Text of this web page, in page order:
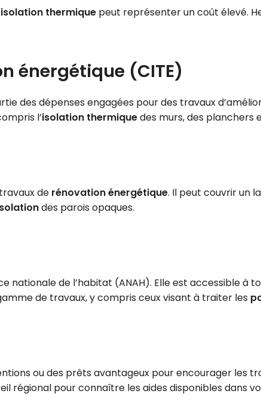
isolation thermique peut représenter un coût élevé.
énergétique (CITE)
des dépenses engagées pour des travaux
l’isolation thermiquedes murs, des planchers
de rénovation énergétique. Il peut couvrir un
des parois opaques.
nationale de l’habitat (ANAH). Elle est accessible
de travaux, y compris ceux visant à traiter les
ou des prêts avantageux pour encourager les
régional pour connaître les aides disponibles dans